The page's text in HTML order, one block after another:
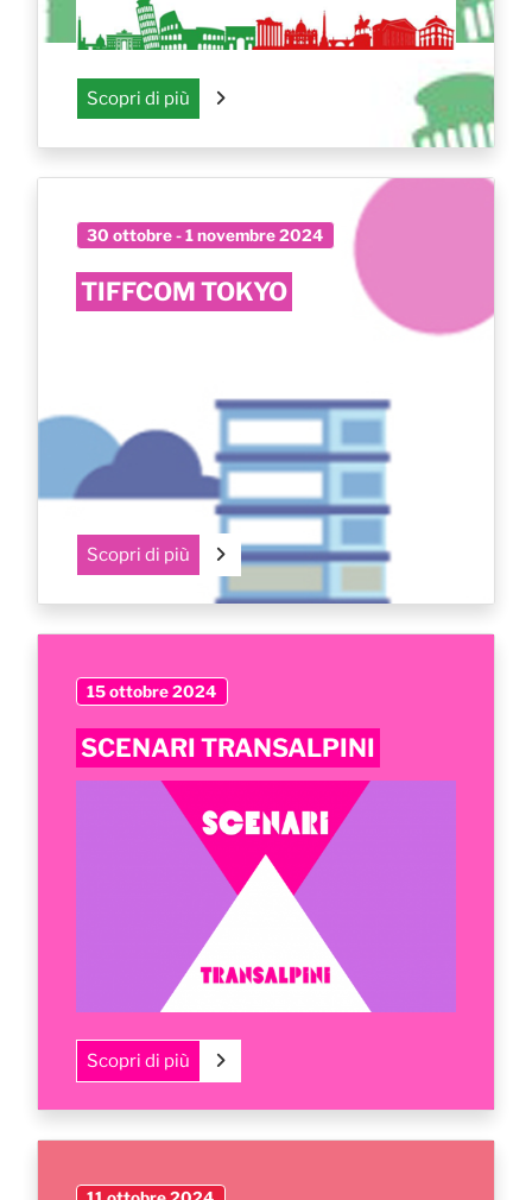
Scopri di più
30 ottobre - 1 novembre 2024
TIFFCOM TOKYO
Scopri di più
15 ottobre 2024
SCENARI TRANSALPINI
Scopri di più